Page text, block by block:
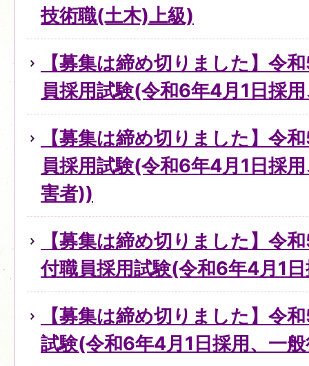
技術職(土木)上級)
【募集は締め切りました】令
員採用試験(令和6年4月1日採
【募集は締め切りました】令
員採用試験(令和6年4月1日採
害者))
【募集は締め切りました】令
付職員採用試験(令和6年4月1
【募集は締め切りました】令
試験(令和6年4月1日採用、一